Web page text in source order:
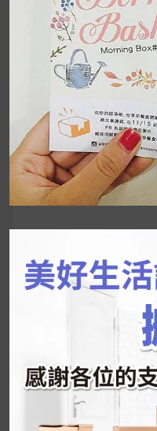
UrMart 為
搜
尋
字:
韓國人為什麼不容
推的MZ Diet ！
好吃的蛋白點心
年已經等不及帶這
享～
2026 過年禮盒推